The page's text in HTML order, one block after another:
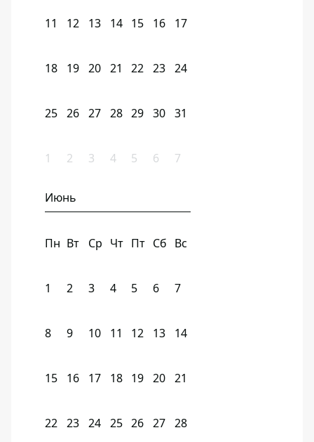
11 12 13 14 15 16 17
18 19 20 21 22 23 24
25 26 27 28 29 30 31
1 2 3 4 5 6 7
Июнь
Пн Вт Ср Чт Пт Сб Вс
1 2 3 4 5 6 7
8 9 10 11 12 13 14
15 16 17 18 19 20 21
22 23 24 25 26 27 28